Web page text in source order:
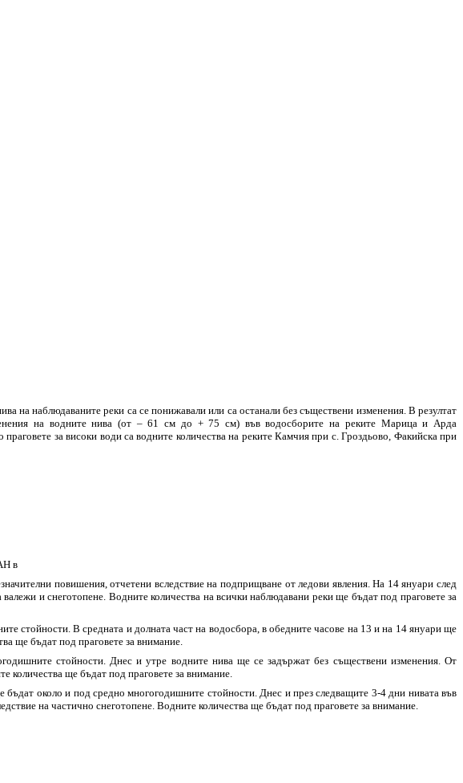
наблюдаваните реки са се понижавали или са останали без съществени изменения. В резултат
на водните нива (от – 61 см до + 75 см) във водосборите на реките Марица и Арда
за високи води са водните количества на реките Камчия при с. Гроздьово, Факийска при
в
повишения, отчетени вследствие на подприщване от ледови явления. На 14 януари след
и снеготопене. Водните количества на всички наблюдавани реки ще бъдат под праговете за
стойности. В средната и долната част на водосбора, в обедните часове на 13 и на 14 януари ще
ще бъдат под праговете за внимание.
стойности. Днес и утре водните нива ще се задържат без съществени изменения. От
количества ще бъдат под праговете за внимание.
около и под средно многогодишните стойности. Днес и през следващите 3-4 дни нивата във
на частично снеготопене. Водните количества ще бъдат под праговете за внимание.